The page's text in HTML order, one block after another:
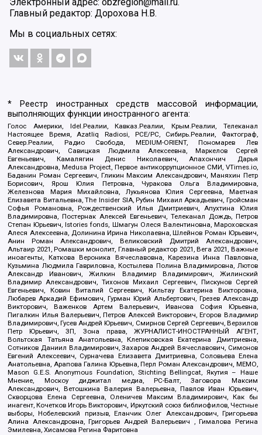
Главный редактор: Дорохова Н.В.
Мы в социальных сетях:
* Реестр иностранных средств массовой информации,
выполняющих функции иностранного агента:
Голос Америки, Idel.Реалии, Кавказ.Реалии, Крым.Реалии, Телеканал
Настоящее Время, Azatliq Radiosi, PCE/PC, Сибирь.Реалии, Фактограф,
Север.Реалии, Радио Свобода, MEDIUM-ORIENT, Пономарев Лев
Александрович, Савицкая Людмила Алексеевна, Маркелов Сергей
Евгеньевич, Камалягин Денис Николаевич, Апахончич Дарья
Александровна, Medusa Project, Первое антикоррупционное СМИ, VTimes.io,
Баданин Роман Сергеевич, Гликин Максим Александрович, Маняхин Петр
Борисович, Ярош Юлия Петровна, Чуракова Ольга Владимировна,
Железнова Мария Михайловна, Лукьянова Юлия Сергеевна, Маетная
Елизавета Витальевна, The Insider SIA, Рубин Михаил Аркадьевич, Гройсман
Софья Романовна, Рождественский Илья Дмитриевич, Апухтина Юлия
Владимировна, Постернак Алексей Евгеньевич, Телеканал Дождь, Петров
Степан Юрьевич, Istories fonds, Шмагун Олеся Валентиновна, Мароховская
Алеся Алексеевна, Долинина Ирина Николаевна, Шлейнов Роман Юрьевич,
Анин Роман Александрович, Великовский Дмитрий Александрович,
Альтаир 2021, Ромашки монолит, Главный редактор 2021, Вега 2021, Важные
иноагенты, Каткова Вероника Вячеславовна, Карезина Инна Павловна,
Кузьмина Людмила Гавриловна, Костылева Полина Владимировна, Лютов
Александр Иванович, Жилкин Владимир Владимирович, Жилинский
Владимир Александрович, Тихонов Михаил Сергеевич, Пискунов Сергей
Евгеньевич, Ковин Виталий Сергеевич, Кильтау Екатерина Викторовна,
Любарев Аркадий Ефимович, Гурман Юрий Альбертович, Грезев Александр
Викторович, Важенков Артем Валерьевич, Иванова София Юрьевна,
Пигалкин Илья Валерьевич, Петров Алексей Викторович, Егоров Владимир
Владимирович, Гусев Андрей Юрьевич, Смирнов Сергей Сергеевич, Верзилов
Петр Юрьевич, ЗП, Зона права, ЖУРНАЛИСТ-ИНОСТРАННЫЙ АГЕНТ,
Вольтская Татьяна Анатольевна, Клепиковская Екатерина Дмитриевна,
Сотников Даниил Владимирович, Захаров Андрей Вячеславович, Симонов
Евгений Алексеевич, Сурначева Елизавета Дмитриевна, Соловьева Елена
Анатольевна, Арапова Галина Юрьевна, Перл Роман Александрович, МЕМО,
Mason G.E.S. Anonymous Foundation, Stichting Bellingcat, Якутия – Наше
Мнение, Москоу диджитал медиа, РС-Балт, Заговора Максим
Александрович, Ветошкина Валерия Валерьевна, Павлов Иван Юрьевич,
Скворцова Елена Сергеевна, Оленичев Максим Владимирович, Как бы
инагент, Кочетков Игорь Викторович, Иркутский союз библиофилов, Честные
выборы, Нобелевский призыв, Еланчик Олег Александрович, Григорьева
Алина Александровна, Григорьев Андрей Валерьевич , Гималова Регина
Эмилевна, Хисамова Регина Фаритовна